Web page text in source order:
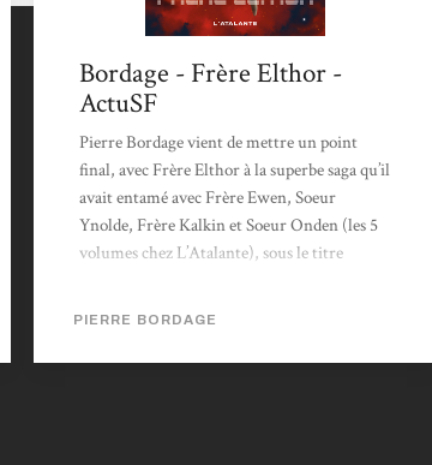
Bordage - Frère Elthor -
ActuSF
Pierre Bordage vient de mettre un point
final, avec Frère Elthor à la superbe saga qu’il
avait entamé avec Frère Ewen, Soeur
Ynolde, Frère Kalkin et Soeur Onden (les 5
volumes chez L’Atalante), sous le titre
l’homme et de la foi en ses capacités de se
PIERRE BORDAGE